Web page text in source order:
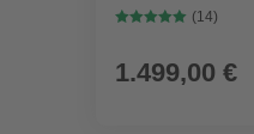
(14)
1.499,00 €